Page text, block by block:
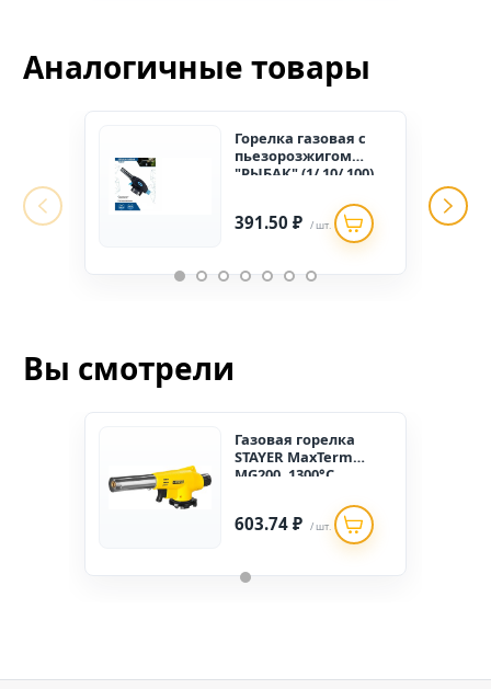
Аналогичные товары
Горелка газовая с
пьезорозжигом
"РЫБАК" (1/ 10/ 100)
391.50 ₽ / шт.
Вы смотрели
Газовая горелка
STAYER MaxTerm
MG200, 1300°C,
баллон с цанговым
соединением
603.74 ₽ / шт.